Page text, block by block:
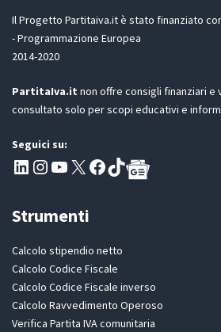
D
R
*
Il Progetto Partitaiva.it è stato finanziato
- Programmazione Europea
2014-2020
PartitaIva.it non offre consigli finanziari e
consultato solo per scopi educativi e
Seguici su:
Pagina LinkedIn PartitaIva
Instagram
Canale YouTube Evoluzione - Partitaiva.it
X Segui PartitaIva su Facebook
TikTok
Strumenti
Calcolo stipendio netto
Calcolo Codice Fiscale
Calcolo Codice Fiscale inverso
Calcolo Ravvedimento Operoso
Verifica Partita IVA comunitaria